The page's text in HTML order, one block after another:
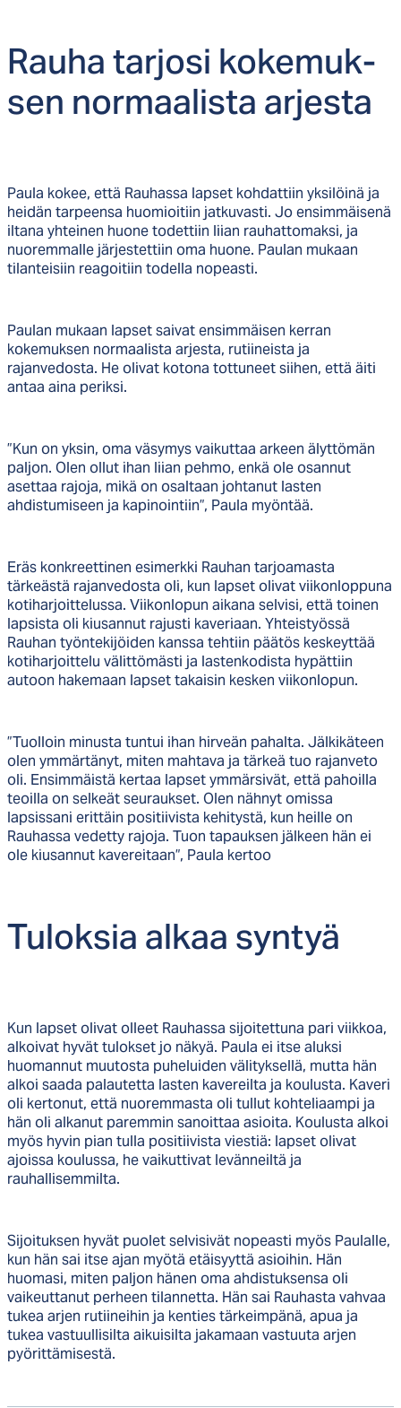
Rau­ha tar­jo­si ko­ke­muk­
sen nor­maa­lis­ta ar­jes­ta
Paula kokee, että Rauhassa lapset kohdattiin yksilöinä ja
heidän tarpeensa huomioitiin jatkuvasti. Jo ensimmäisenä
iltana yhteinen huone todettiin liian rauhattomaksi, ja
nuoremmalle järjestettiin oma huone. Paulan mukaan
tilanteisiin reagoitiin todella nopeasti.
Paulan mukaan lapset saivat ensimmäisen kerran
kokemuksen normaalista arjesta, rutiineista ja
rajanvedosta. He olivat kotona tottuneet siihen, että äiti
antaa aina periksi.
”Kun on yksin, oma väsymys vaikuttaa arkeen älyttömän
paljon. Olen ollut ihan liian pehmo, enkä ole osannut
asettaa rajoja, mikä on osaltaan johtanut lasten
ahdistumiseen ja kapinointiin”, Paula myöntää.
Eräs konkreettinen esimerkki Rauhan tarjoamasta
tärkeästä rajanvedosta oli, kun lapset olivat viikonloppuna
kotiharjoittelussa. Viikonlopun aikana selvisi, että toinen
lapsista oli kiusannut rajusti kaveriaan. Yhteistyössä
Rauhan työntekijöiden kanssa tehtiin päätös keskeyttää
kotiharjoittelu välittömästi ja lastenkodista hypättiin
autoon hakemaan lapset takaisin kesken viikonlopun.
”Tuolloin minusta tuntui ihan hirveän pahalta. Jälkikäteen
olen ymmärtänyt, miten mahtava ja tärkeä tuo rajanveto
oli. Ensimmäistä kertaa lapset ymmärsivät, että pahoilla
teoilla on selkeät seuraukset. Olen nähnyt omissa
lapsissani erittäin positiivista kehitystä, kun heille on
Rauhassa vedetty rajoja. Tuon tapauksen jälkeen hän ei
ole kiusannut kavereitaan”, Paula kertoo
Tu­lok­sia al­kaa syn­tyä
Kun lapset olivat olleet Rauhassa sijoitettuna pari viikkoa,
alkoivat hyvät tulokset jo näkyä. Paula ei itse aluksi
huomannut muutosta puheluiden välityksellä, mutta hän
alkoi saada palautetta lasten kavereilta ja koulusta. Kaveri
oli kertonut, että nuoremmasta oli tullut kohteliaampi ja
hän oli alkanut paremmin sanoittaa asioita. Koulusta alkoi
myös hyvin pian tulla positiivista viestiä: lapset olivat
ajoissa koulussa, he vaikuttivat levänneiltä ja
rauhallisemmilta.
Sijoituksen hyvät puolet selvisivät nopeasti myös Paulalle,
kun hän sai itse ajan myötä etäisyyttä asioihin. Hän
huomasi, miten paljon hänen oma ahdistuksensa oli
vaikeuttanut perheen tilannetta. Hän sai Rauhasta vahvaa
tukea arjen rutiineihin ja kenties tärkeimpänä, apua ja
tukea vastuullisilta aikuisilta jakamaan vastuuta arjen
pyörittämisestä.